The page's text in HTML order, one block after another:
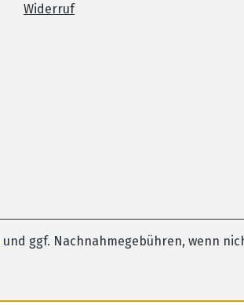
Widerruf
und ggf. Nachnahmegebühren, wenn